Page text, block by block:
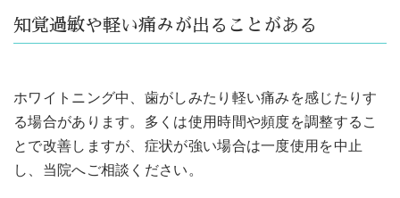
知覚過敏や軽い痛みが出ることがある
ホワイトニング中、歯がしみたり軽い痛みを感じたりす
る場合があります。多くは使用時間や頻度を調整するこ
とで改善しますが、症状が強い場合は一度使用を中止
し、当院へご相談ください。